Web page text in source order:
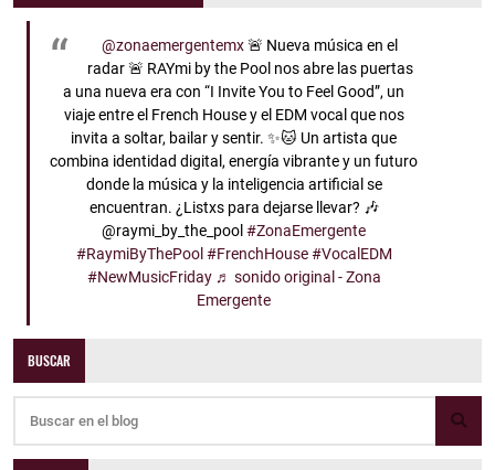
@zonaemergentemx🚨 Nueva música en el
radar 🚨 RAYmi by the Pool nos abre las puertas
a una nueva era con “I Invite You to Feel Good”, un
viaje entre el French House y el EDM vocal que nos
invita a soltar, bailar y sentir. ✨🐱 Un artista que
combina identidad digital, energía vibrante y un futuro
donde la música y la inteligencia artificial se
encuentran. ¿Listxs para dejarse llevar? 🎶
@raymi_by_the_pool #ZonaEmergente
#RaymiByThePool #FrenchHouse #VocalEDM
#NewMusicFriday ♬ sonido original - Zona
Emergente
BUSCAR